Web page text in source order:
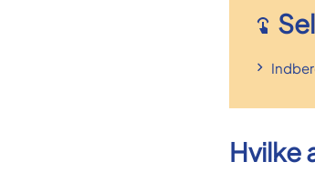
Hvilke